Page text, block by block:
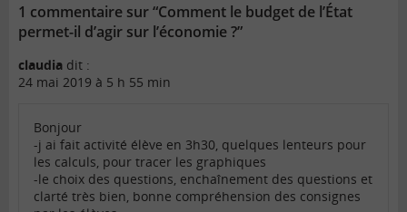
1 commentaire sur “Comment le budget de l’État
permet-il d’agir sur l’économie ?”
claudia dit :
24 mai 2019 à 5 h 55 min
Bonjour
-j ai fait activité élève en 3h30, quelques lenteurs pour
les calculs, pour tracer les graphiques
-le choix des questions, enchaînement des questions et
clarté très bien, bonne compréhension des consignes